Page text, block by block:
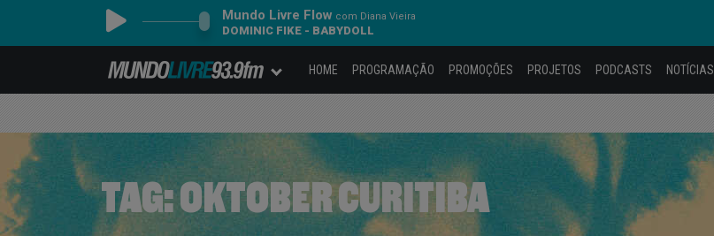
Mundo Livre Flow com Diana Vieira
DOMINIC FIKE - BABYDOLL
HOME PROGRAMAÇÃO PROMOÇÕES PROJETOS PODCASTS NOTÍCIAS
TAG:OKTOBER CURITIBA